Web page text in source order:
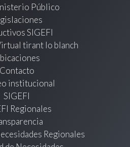
Público
SIGEFI
tirant lo blanch
Contacto
institucional
SIGEFI
Regionales
Regionales